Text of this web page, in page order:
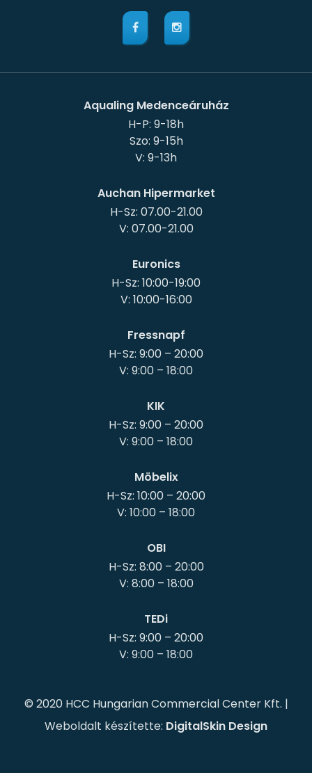
Aqualing Medenceáruház
H-P: 9-18h
Szo: 9-15h
Auchan Hipermarket
H-Sz: 07.00-21.00
V: 07.00-21.00
Euronics
H-Sz: 10:00-19:00
V: 10:00-16:00
Fressnapf
H-Sz: 9:00 – 20:00
KIK
H-Sz: 9:00 – 20:00
Möbelix
H-Sz: 10:00 – 20:00
OBI
H-Sz: 8:00 – 20:00
V: 8:00 – 18:00
TEDi
H-Sz: 9:00 – 20:00
© 2020 HCC Hungarian Commercial Center Kft. |
Weboldalt készítette: DigitalSkin Design